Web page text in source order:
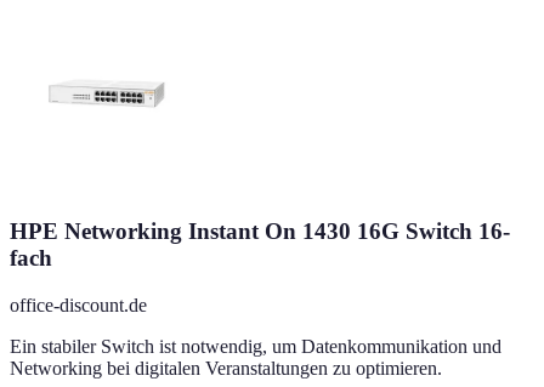
HPE Networking Instant On 1430 16G Switch 16-
fach
office-discount.de
Ein stabiler Switch ist notwendig, um Datenkommunikation und
Networking bei digitalen Veranstaltungen zu optimieren.